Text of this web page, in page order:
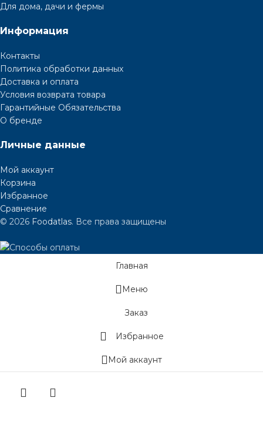
Для дома, дачи и фермы
Информация
Контакты
Политика обработки данных
Доставка и оплата
Условия возврата товара
Гарантийные Обязательства
О бренде
Личные данные
Мой аккаунт
Корзина
Избранное
Сравнение
© 2026 Foodatlas. Все права защищены
Главная
Меню
Заказ
Избранное
Мой аккаунт